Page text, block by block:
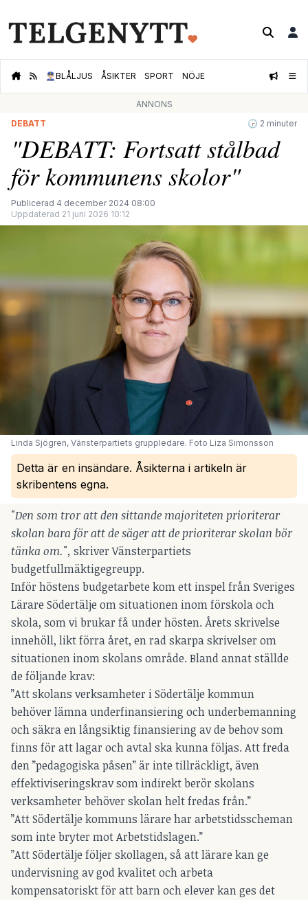
👮🏻‍♂️BLÅLJUS ÅSIKTER SPORT NÖJE
ANNONS
DEBATT
🕝 2 minuter
"DEBATT: Fortsatt stålbad
för kommunens skolor"
Publicerad 4 december 2024 08:00
Uppdaterad 21 juni 2026 10:12
Linda Sjögren, Vänsterpartiets gruppledare. Foto Liza Simonsson
Detta är en insändare. Åsikterna i artikeln är
skribentens egna.
"Den som tror att den sittande majoriteten prioriterar
skolan bara för att de säger att de prioriterar skolan bör
tänka om.", skriver Vänsterpartiets
budgetfullmäktigegreupp.
Inför höstens budgetarbete kom ett inspel från Sveriges
Lärare Södertälje om situationen inom förskola och
skola, som vi brukar få under hösten. Årets skrivelse
innehöll, likt förra året, en rad skarpa skrivelser om
situationen inom skolans område. Bland annat ställde
de följande krav:
”Att skolans verksamheter i Södertälje kommun
behöver lämna underfinansiering och underbemanning
och säkra en långsiktig finansiering av de behov som
finns för att lagar och avtal ska kunna följas. Att freda
den ”pedagogiska påsen” är inte tillräckligt, även
effektiviseringskrav som indirekt berör skolans
verksamheter behöver skolan helt fredas från.”
”Att Södertälje kommuns lärare har arbetstidsscheman
som inte bryter mot Arbetstidslagen.”
”Att Södertälje följer skollagen, så att lärare kan ge
undervisning av god kvalitet och arbeta
kompensatoriskt för att barn och elever kan ges det